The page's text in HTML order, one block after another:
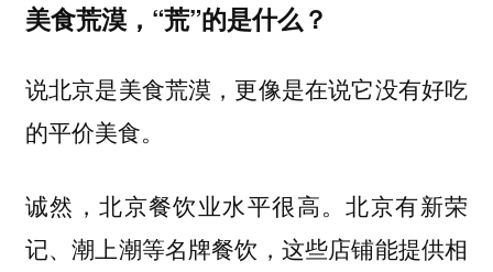
美食荒漠，“荒”的是什么？
说北京是美食荒漠，更像是在说它没有好吃
的平价美食。
诚然，北京餐饮业水平很高。北京有新荣
记、潮上潮等名牌餐饮，这些店铺能提供相